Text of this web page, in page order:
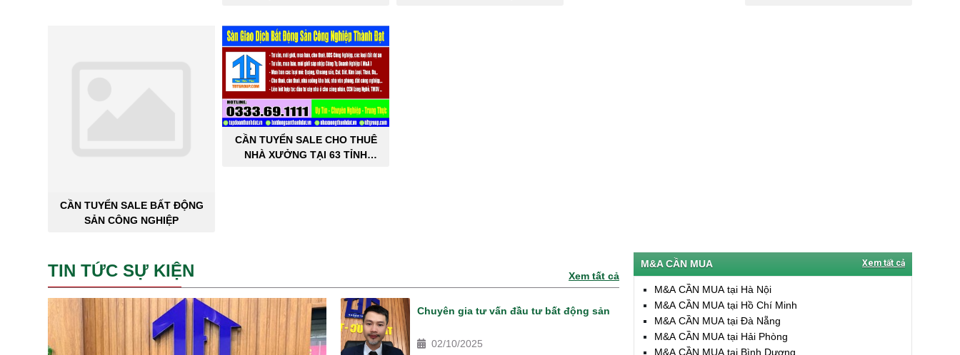
CẦN TUYỂN SALE BẤT ĐỘNG
SẢN CÔNG NGHIỆP
CẦN TUYỂN SALE CHO THUÊ
NHÀ XƯỞNG TẠI 63 TỈNH
TIN TỨC SỰ KIỆN Xem tất cả
Chuyên gia tư vấn đầu tư bất động sản
02/10/2025
M&A CẦN MUA Xem tất cả
M&A CẦN MUA tại Hà Nội
M&A CẦN MUA tại Hồ Chí Minh
M&A CẦN MUA tại Đà Nẵng
M&A CẦN MUA tại Hải Phòng
M&A CẦN MUA tại Bình Dương